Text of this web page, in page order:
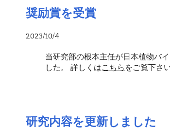
奨励賞を受賞
2023/10/4
当研究部の根本主任が日本植物バ
した。 詳しくはこちら をご覧下さい
研究内容を更新しました